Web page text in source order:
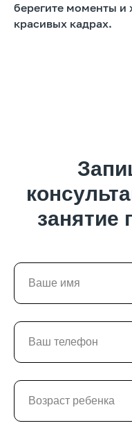
берегите моменты и
красивых кадрах.
занятие
Оставить
Ментальная